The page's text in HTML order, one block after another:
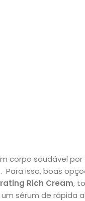
corpo saudável
isso, boas
Rich Cream,
sérum de rápida